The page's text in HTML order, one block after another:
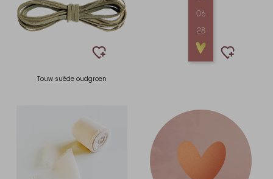
Touw suède oudgroen